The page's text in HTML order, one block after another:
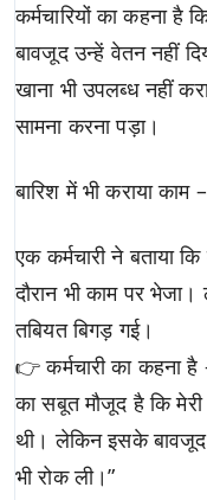
कर्मचारियों का कहना
बावजूद उन्हें वेतन नहीं
खाना भी उपलब्ध नहीं
सामना करना पड़ा।
बारिश में भी कराया काम
एक कर्मचारी ने बताया
दौरान भी काम पर
तबियत बिगड़ गई।
👉 कर्मचारी का कहना
का सबूत मौजूद है कि
थी। लेकिन इसके
भी रोक ली।”